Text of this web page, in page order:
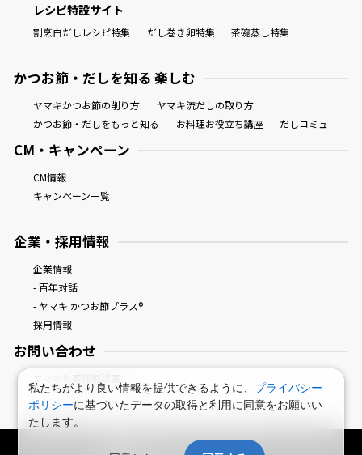
新鮮一番
『踊り節』
だし粉
レシピ特設サイト
割烹白だしレシピ特集 だし巻き卵特集 茶碗蒸し特集
かつお節・だしを知る 楽しむ
ヤマキかつお節の削り方
ヤマキ流だしの取り方
かつお節・だしをもっと知る
お料理お役立ち講座 だしコミュ
CM・キャンペーン
CM情報
キャンペーン一覧
企業・採用情報
企業情報
- 百年対話
- ヤマキ かつお節プラス®
採用情報
お問い合わせ
鰹節屋・だし屋、ヤマキ。 : HOME
私たちがより良い情報を提供できるように、 プライバシー
ポリシーに基づいたデータの取得と利用に同意をお願いい
たします。